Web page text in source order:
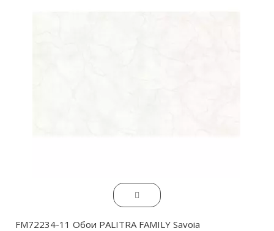
FM72234-11 Обои PALITRA FAMILY Savoia